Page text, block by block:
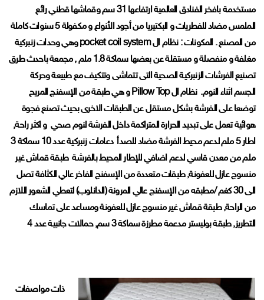
مستخدمة بافخر الفنادق العالمية ارتفاعها 31 سم وقماشها قطني رائع
الملمس مضاد للفطريات و البكتيريا من أجود الأنواع و مكفولة 5 سنوات كاملة
من المصنع . المكونات : نظام ال pocket coil system وهي وحدات زنبركية
مغلفة و منفصلة و مستقلة عن بعضها سماكة 1.8 ملم , مجمعة باحدث طرق
تصنيع الفرشات الزنبركية الصحية التى تتماشى وتتكيف مع طبيعة وحركة
الجسم اثناء النوم. نظام ال Pillow Top و هي طبقة من الإسفنج المريح
توضعا على الفرشة بشكل مستقل عن الطبقات الاخرى بحيث تصنع فجوة
هوائية تعمل على تبديد الحرارة المتراكمة داخل الفرشة لنوم صحي و اكثر راحة,
اطار 5 ملم لدعم محيط الفرشة مضاد للصدأ دعامات زنبركية عدد 10 سماكة 3
ملم من معدن قاسي لدعم اضافي للإطار المحيط بالفرشة طبقة قماش غير
منسوج عازل للعفونة, طبقات متعددة من الإسفنج الفاخر عالي الكثافة تصل
الى 30 كغم /مطبقه من الإسفنج عالي المرونة (الدانلوب) لتعطي الشعور اللازم
من الراحة, طبقة قماش غير منسوج عازل للعفونة ومساعد على تماسك
التطريز, طبقة بوليستر مدعمة مطرزة سماكة 3 سم, حمالات جانبية عدد 4
ذات مواصفات